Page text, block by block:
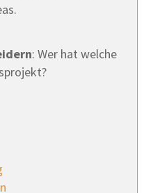
: Wer hat welche